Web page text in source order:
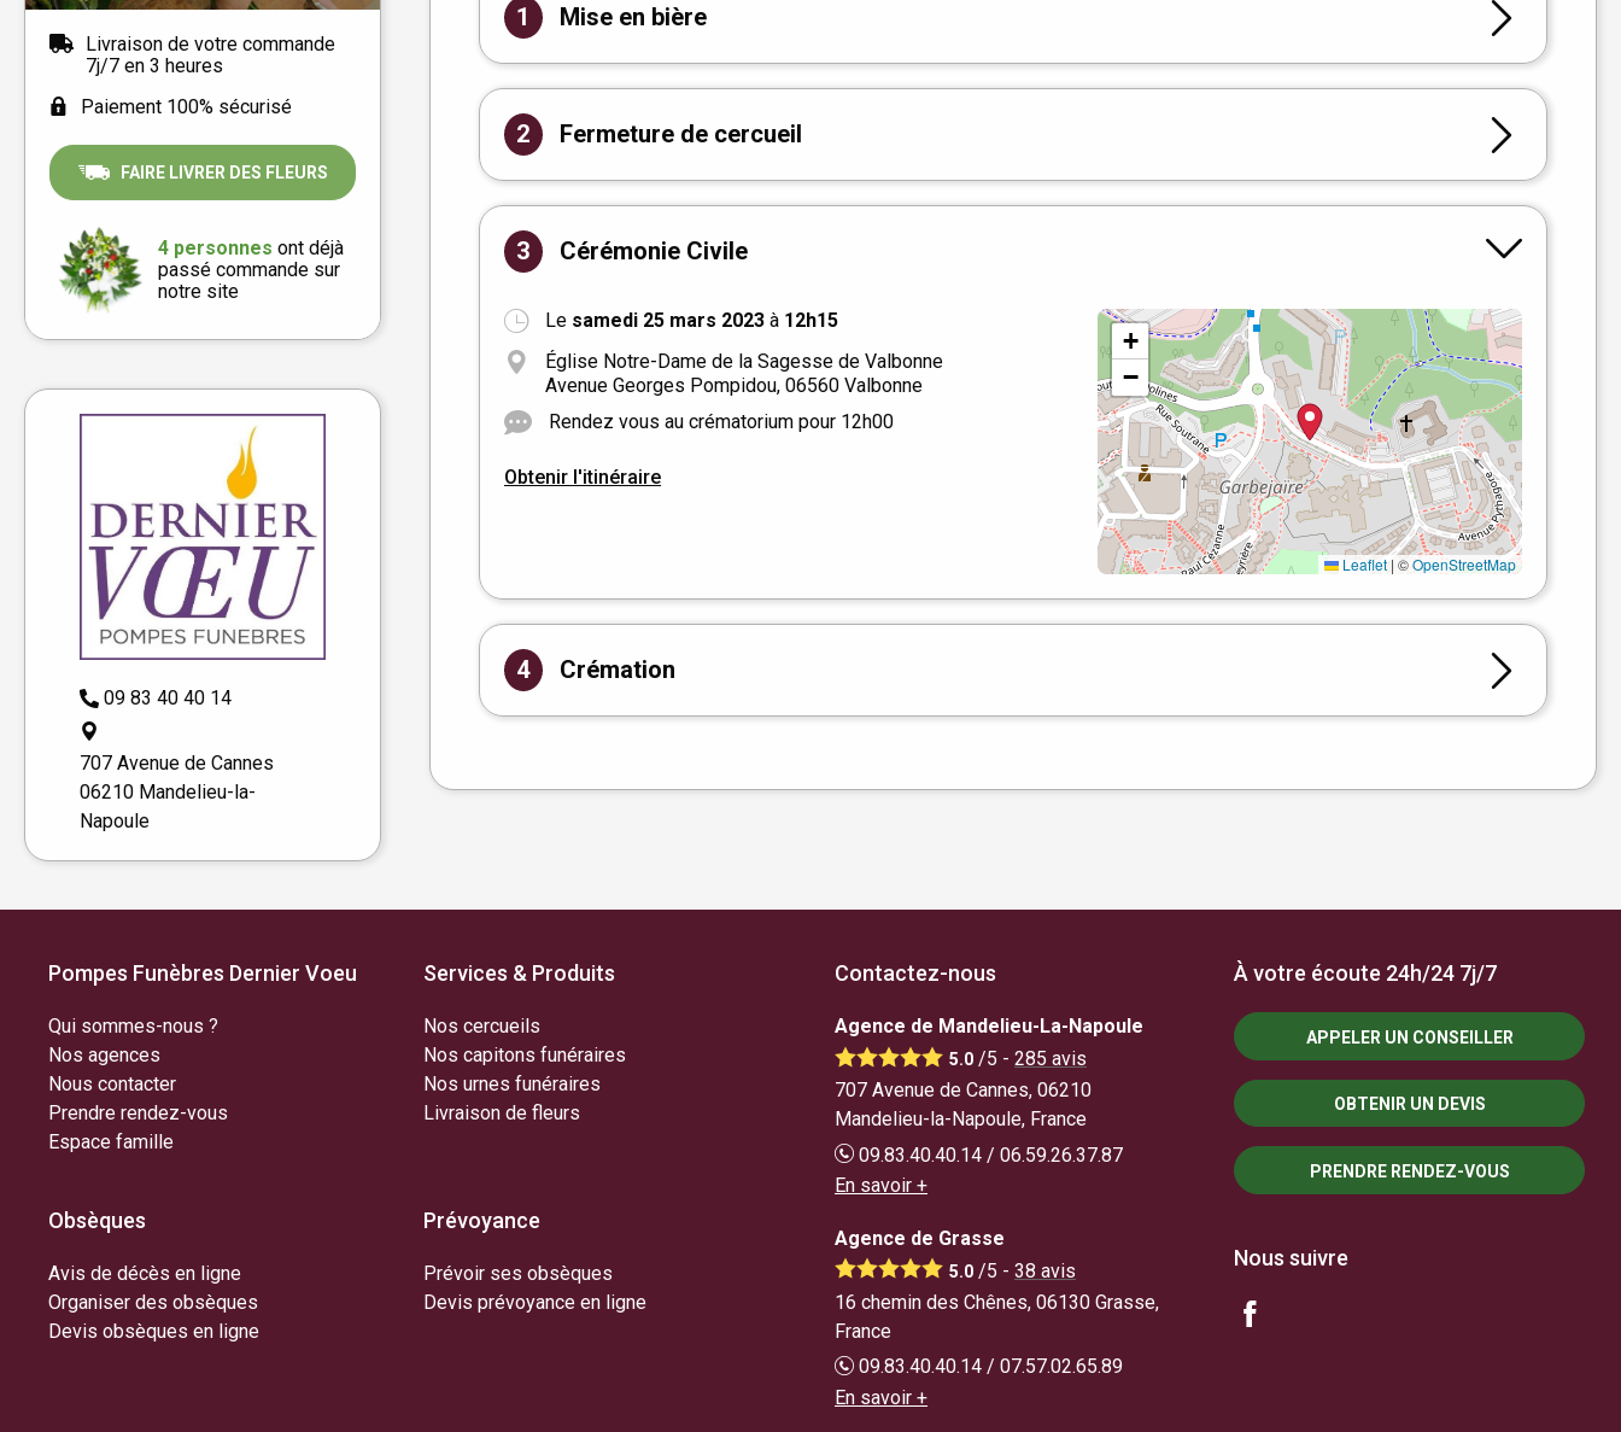
Livraison de votre commande
7j/7 en 3 heures
Paiement 100% sécurisé
FAIRE LIVRER DES FLEURS
4 personnes ont déjà
passé commande sur
notre site
09 83 40 40 14
707 Avenue de Cannes
06210 Mandelieu-la-
Napoule
1 Mise en bière
2 Fermeture de cercueil
3 Cérémonie Civile
Le samedi 25 mars 2023 à 12h15
Église Notre-Dame de la Sagesse de Valbonne
Avenue Georges Pompidou, 06560 Valbonne
Rendez vous au crématorium pour 12h00
Obtenir l'itinéraire
+
−
Leaflet | ©OpenStreetMap
4 Crémation
Pompes Funèbres Dernier Voeu
Qui sommes-nous ?
Nos agences
Nous contacter
Prendre rendez-vous
Espace famille
Services & Produits
Nos cercueils
Nos capitons funéraires
Nos urnes funéraires
Livraison de fleurs
Obsèques
Avis de décès en ligne
Organiser des obsèques
Devis obsèques en ligne
Prévoyance
Prévoir ses obsèques
Devis prévoyance en ligne
Contactez-nous
Agence de Mandelieu-La-Napoule
5.0 /5 - 285 avis
707 Avenue de Cannes, 06210
Mandelieu-la-Napoule, France
09.83.40.40.14 / 06.59.26.37.87
En savoir +
Agence de Grasse
5.0 /5 - 38 avis
16 chemin des Chênes, 06130 Grasse,
France
09.83.40.40.14 / 07.57.02.65.89
En savoir +
À votre écoute 24h/24 7j/7
APPELER UN CONSEILLER
OBTENIR UN DEVIS
PRENDRE RENDEZ-VOUS
Nous suivre